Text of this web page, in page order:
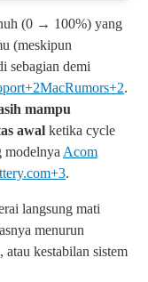
(0 → 100%) yang
(meskipun
sebagian demi
+2MacRumors+2.
mampu
awal ketika cycle
modelnyaAcom
+3.
langsung mati
menurun
kestabilan sistem